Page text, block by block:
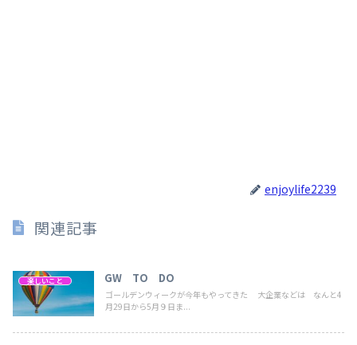
enjoylife2239
関連記事
楽しいこと GW TO DO
ゴールデンウィークが今年もやってきた 大企業などは なんと4
月29日から5月９日ま...